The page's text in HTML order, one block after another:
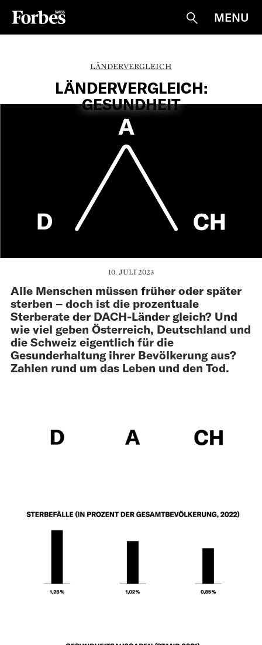
Suche
MENU
LÄNDERVERGLEICH
LÄNDERVERGLEICH:
GESUNDHEIT
10. JULI 2023
Alle Menschen müssen früher oder später
sterben – doch ist die prozentuale
Sterberate der DACH-Länder gleich? Und
wie viel geben Österreich, Deutschland und
die Schweiz eigentlich für die
Gesunderhaltung ihrer Bevölkerung aus?
Zahlen rund um das Leben und den Tod.